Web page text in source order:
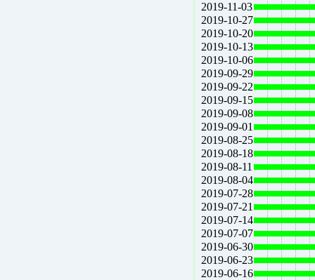
2019-11-03
2019-10-27
2019-10-20
2019-10-13
2019-10-06
2019-09-29
2019-09-22
2019-09-15
2019-09-08
2019-09-01
2019-08-25
2019-08-18
2019-08-11
2019-08-04
2019-07-28
2019-07-21
2019-07-14
2019-07-07
2019-06-30
2019-06-23
2019-06-16